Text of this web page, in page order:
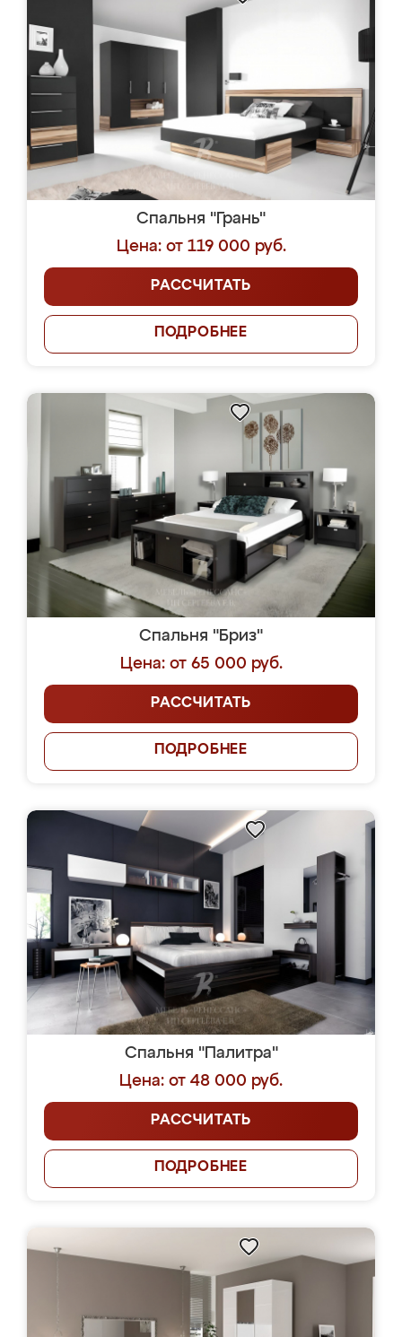
Спальня "Грань"
Цена: от 119 000 руб.
РАССЧИТАТЬ
ПОДРОБНЕЕ
Спальня "Бриз"
Цена: от 65 000 руб.
РАССЧИТАТЬ
ПОДРОБНЕЕ
Спальня "Палитра"
Цена: от 48 000 руб.
РАССЧИТАТЬ
ПОДРОБНЕЕ